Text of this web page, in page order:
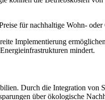
für nachhaltige Wohn- oder
Implementierung
mindert.
Durch die Integration von
über ökologische